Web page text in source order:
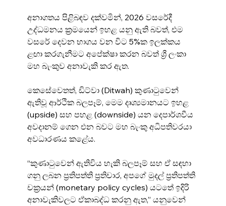
අනාගතය පිළිබඳව දක්වමින්, 2026 වසරේදී
උද්ධමනය ක්‍රමයෙන් ඉහළ යනු ඇති බවත්, එම
වසරේ දෙවන භාගය වන විට 5%ක ඉලක්කය
ළඟා කරගැනීමට අපේක්ෂා කරන බවත් ශ්‍රී ලංකා
මහ බැංකුව අනාවැකි කර ඇත.
කෙසේවෙතත්, ඩිට්වා (Ditwah) කුණාටුවෙන්
ඇතිවූ ආර්ථික බලපෑම්, මෙම දෘශ්‍යමානයට ඉහළ
(upside) සහ පහළ (downside) යන දෙපාර්ශවීය
අවදානම් ගෙන එන බවට මහ බැංකු අධිපතිවරයා
අවධාරණය කළේය.
“කුණාටුවෙන් ඇතිවිය හැකි බලපෑම් සහ ඒ සඳහා
ගනු ලබන ප්‍රතිපත්ති ප්‍රතිචාර, අපගේ මුදල් ප්‍රතිපත්ති
චක්‍රයන් (monetary policy cycles) යටතේ ඉදිරි
අනාවැකිවලට ඒකාබද්ධ කරනු ඇත,” යනුවෙන්